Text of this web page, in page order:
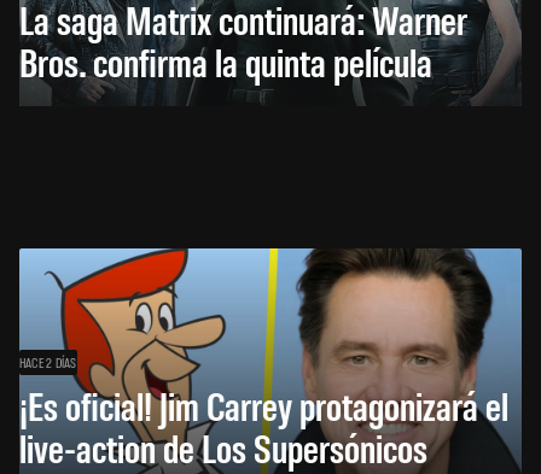
La saga Matrix continuará: Warner
Bros. confirma la quinta película
HACE 2 DÍAS
¡Es oficial! Jim Carrey protagonizará el
live-action de Los Supersónicos